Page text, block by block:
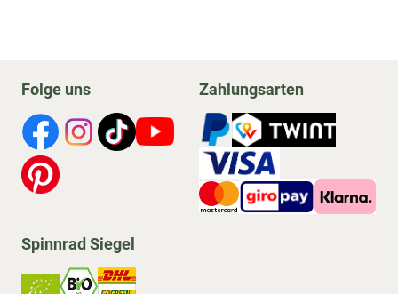
Folge uns Zahlungsarten
Spinnrad Siegel